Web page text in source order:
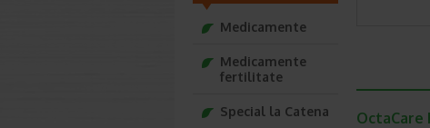
OctaCare
Medicamente
Medicamente
fertilitate
Special la Catena